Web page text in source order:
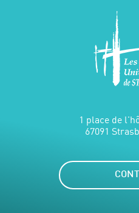
1 place de
67091